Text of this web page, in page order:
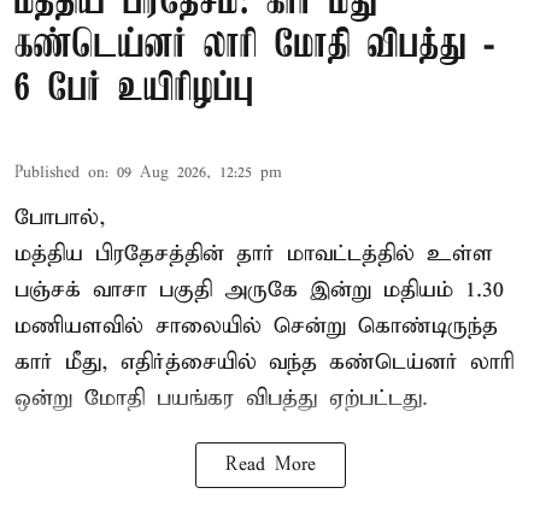
கண்டெய்னர் லாரி மோதி விபத்து -
6 பேர் உயிரிழப்பு
Published on: 09 Aug 2026, 12:25 pm
போபால்,
மத்திய பிரதேசத்தின் தார் மாவட்டத்தில் உள்ள
பஞ்சக் வாசா பகுதி அருகே இன்று மதியம் 1.30
மணியளவில் சாலையில் சென்று கொண்டிருந்த
கார் மீது, எதிர்த்சையில் வந்த கண்டெய்னர் லாரி
ஒன்று மோதி பயங்கர விபத்து ஏற்பட்டது.
Read More